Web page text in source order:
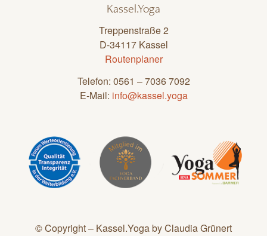
Kassel.Yoga
Treppenstraße 2
D-34117 Kassel
Routenplaner
Telefon: 0561 – 7036 7092
E-Mail: info@kassel.yoga
© Copyright – Kassel.Yoga by Claudia Grünert